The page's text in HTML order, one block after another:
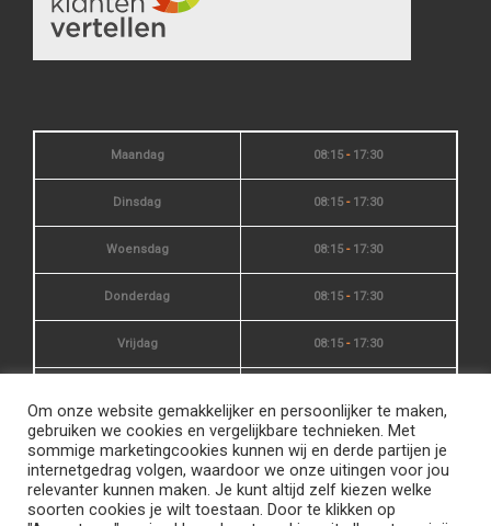
Maandag 08:15-17:30
Dinsdag 08:15-17:30
Woensdag 08:15-17:30
Donderdag 08:15-17:30
Vrijdag 08:15-17:30
Zondag gesloten
Om onze website gemakkelijker en persoonlijker te maken,
gebruiken we cookies en vergelijkbare technieken. Met
sommige marketingcookies kunnen wij en derde partijen je
internetgedrag volgen, waardoor we onze uitingen voor jou
relevanter kunnen maken. Je kunt altijd zelf kiezen welke
soorten cookies je wilt toestaan. Door te klikken op